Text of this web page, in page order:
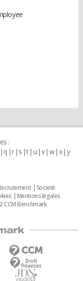
:
q r s t u v w x y
Societé
Mentions légales
CCM Benchmark